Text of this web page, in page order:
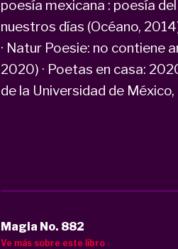
poesía mexicana : poesía
nuestros días (Océano,
· Natur Poesie: no contiene
2020) · Poetas en casa:
de la Universidad de
Magia No. 882
Ve más sobre este libro